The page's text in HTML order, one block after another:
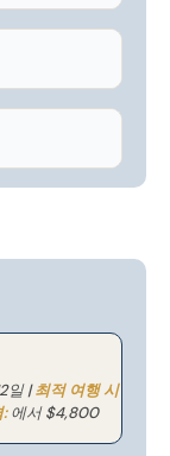
일 |최적 여행 시
:에서 $4,800